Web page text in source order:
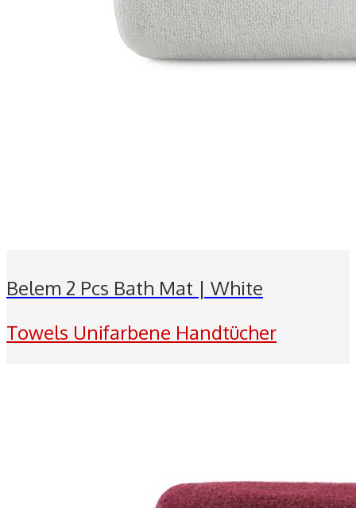
Belem 2 Pcs Bath Mat | White
Towels Unifarbene Handtücher